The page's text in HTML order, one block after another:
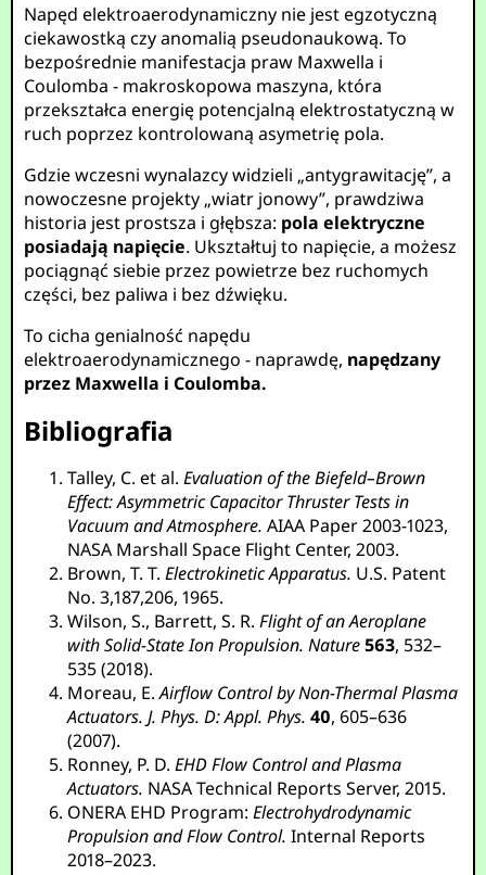
Napęd elektroaerodynamiczny nie jest egzotyczną
ciekawostką czy anomalią pseudonaukową. To
bezpośrednie manifestacja praw Maxwella i
Coulomba - makroskopowa maszyna, która
przekształca energię potencjalną elektrostatyczną w
ruch poprzez kontrolowaną asymetrię pola.
Gdzie wczesni wynalazcy widzieli „antygrawitację”, a
nowoczesne projekty „wiatr jonowy”, prawdziwa
historia jest prostsza i głębsza: pola elektryczne
posiadają napięcie. Ukształtuj to napięcie, a możesz
pociągnąć siebie przez powietrze bez ruchomych
części, bez paliwa i bez dźwięku.
To cicha genialność napędu
elektroaerodynamicznego - naprawdę, napędzany
przez Maxwella i Coulomba.
Bibliografia
Talley, C. et al.Evaluation of the Biefeld–Brown
Effect: Asymmetric Capacitor Thruster Tests in
Vacuum and Atmosphere. AIAA Paper 2003-1023,
NASA Marshall Space Flight Center, 2003.
Brown, T. T.Electrokinetic Apparatus. U.S. Patent
No. 3,187,206, 1965.
Wilson, S., Barrett, S. R.Flight of an Aeroplane
with Solid-State Ion Propulsion. Nature 563, 532–
535 (2018).
Moreau, E.Airflow Control by Non-Thermal Plasma
Actuators. J. Phys. D: Appl. Phys. 40, 605–636
(2007).
Ronney, P. D.EHD Flow Control and Plasma
Actuators. NASA Technical Reports Server, 2015.
ONERA EHD Program:Electrohydrodynamic
Propulsion and Flow Control. Internal Reports
2018–2023.